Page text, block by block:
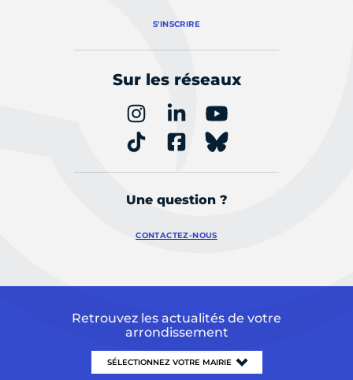
S'INSCRIRE
Sur les réseaux
Une question ?
CONTACTEZ-NOUS
Retrouvez les actualités de votre
arrondissement